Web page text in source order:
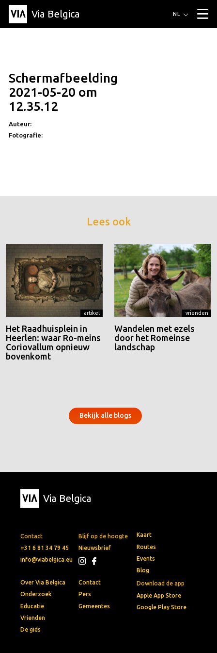
Via Belgica ▼
Artikel
Educatie
Recept
Vrienden
Over Via Belgica
NL
Schermafbeelding
2021-05-20 om
12.35.12
Auteur:
Fotografie:
Lees ook
artikel
Het Raadhuisplein in
Heerlen: waar Ro-meins
Coriovallum opnieuw
bovenkomt
vrienden
Wandelen met ezels
door het Romeinse
landschap
Bekijk alle blogs
Via Belgica
Contact
+31 6 81 34 79 45
info@viabelgica.eu
Blijf op de hoogte
Nieuwsbrief
Download de app
Apple App Store
Google Play Store
Kaart
Routes
Events
Blog
Over Via Belgica
Onderzoek
Educatie
Vrienden
De gids
Contact
Pers
Gemeentes